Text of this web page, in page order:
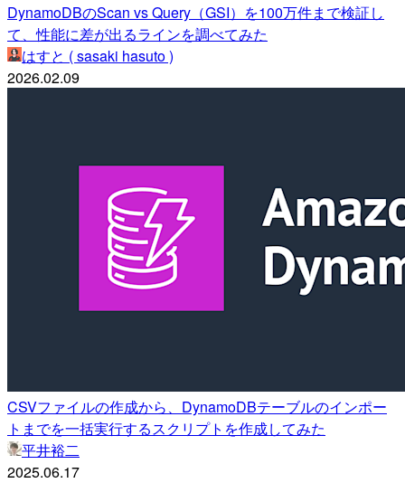
DynamoDBのScan vs Query（GSI）を100万件まで検証し
て、性能に差が出るラインを調べてみた
はすと ( sasaki hasuto )
2026.02.09
CSVファイルの作成から、DynamoDBテーブルのインポー
トまでを一括実行するスクリプトを作成してみた
平井裕二
2025.06.17